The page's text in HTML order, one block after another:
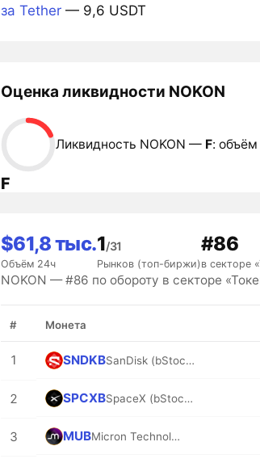
за Tether— 9,6 USDT
Оценка ликвидности NOKON
F
Ликвидность NOKON — F: объём
$61,8 тыс.
Объём 24ч
1/31
Рынков (топ-биржи)
#86
в секторе
NOKON — #86 по обороту в секторе
# Монета
1 SNDKB SanDisk (bStocks Tokenized Stock)
2 SPCXB SpaceX (bStocks Tokenized Stock)
3 MUB Micron Technology (bStocks Tokenized Stock)